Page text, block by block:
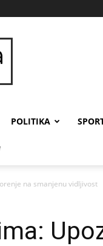
POLITIKA
na smanjenu vidljivost